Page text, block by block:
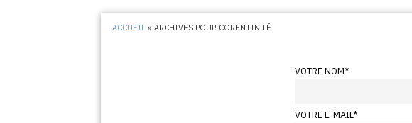
ACCUEIL »ARCHIVES POUR CORENTIN LÊ
VOTRE NOM*
VOTRE E-MAIL*